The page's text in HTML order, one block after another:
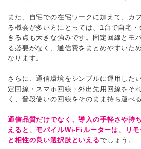
また、自宅での在宅ワークに加えて、カ
る機会が多い方にとっては、1台で自宅
きる点も大きな強みです。固定回線とモ
る必要がなく、通信費をまとめやすいた
なります。
さらに、通信環境をシンプルに運用した
定回線・スマホ回線・外出先用回線をそ
く、普段使いの回線をそのまま持ち運べ
通信品質だけでなく、導入の手軽さや持
えると、モバイルWi-Fiルーターは、リ
と相性の良い選択肢といえるでしょう。